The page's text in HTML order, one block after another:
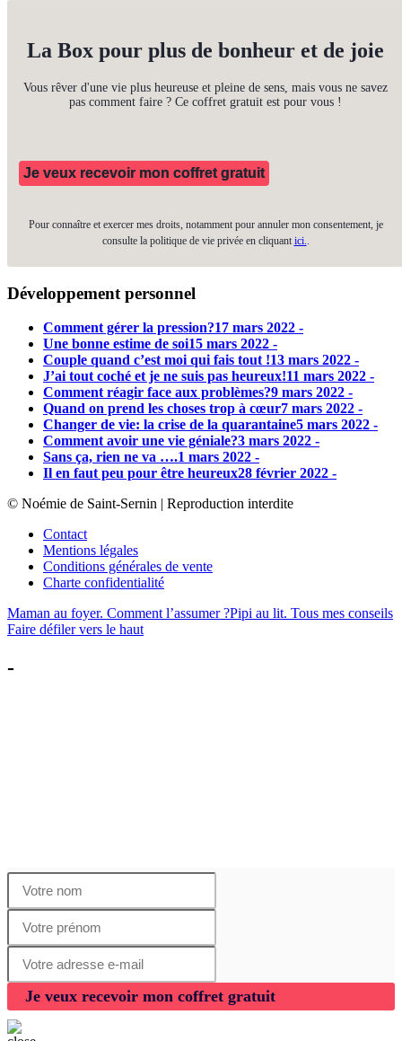
La Box pour plus de bonheur et de joie
Vous rêver d'une vie plus heureuse et pleine de sens, mais vous ne savez
pas comment faire ? Ce coffret gratuit est pour vous !
Je veux recevoir mon coffret gratuit
Pour connaître et exercer mes droits, notamment pour annuler mon consentement, je
consulte la politique de vie privée en cliquant ici..
Développement personnel
Comment gérer la pression?17 mars 2022 -
Une bonne estime de soi15 mars 2022 -
Couple quand c’est moi qui fais tout !13 mars 2022 -
J’ai tout coché et je ne suis pas heureux!11 mars 2022 -
Comment réagir face aux problèmes?9 mars 2022 -
Quand on prend les choses trop à cœur7 mars 2022 -
Changer de vie: la crise de la quarantaine5 mars 2022 -
Comment avoir une vie géniale?3 mars 2022 -
Sans ça, rien ne va ….1 mars 2022 -
Il en faut peu pour être heureux28 février 2022 -
© Noémie de Saint-Sernin | Reproduction interdite
Contact
Mentions légales
Conditions générales de vente
Charte confidentialité
Maman au foyer. Comment l’assumer ?Pipi au lit. Tous mes conseils
Faire défiler vers le haut
-
Je veux recevoir mon coffret gratuit